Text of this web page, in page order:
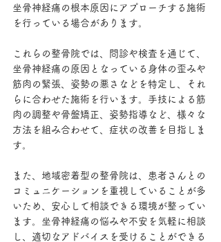
坐骨神経痛の根本原因にアプローチする施術
を行っている場合があります。
これらの整骨院では、問診や検査を通じて、
坐骨神経痛の原因となっている身体の歪みや
筋肉の緊張、姿勢の悪さなどを特定し、それ
らに合わせた施術を行います。手技による筋
肉の調整や骨盤矯正、姿勢指導など、様々な
方法を組み合わせて、症状の改善を目指しま
す。
また、地域密着型の整骨院は、患者さんとの
コミュニケーションを重視していることが多
いため、安心して相談できる環境が整ってい
ます。坐骨神経痛の悩みや不安を気軽に相談
し、適切なアドバイスを受けることができる